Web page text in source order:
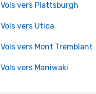
Vols vers Plattsburgh
Vols vers Utica
Vols vers Mont Tremblant
Vols vers Maniwaki